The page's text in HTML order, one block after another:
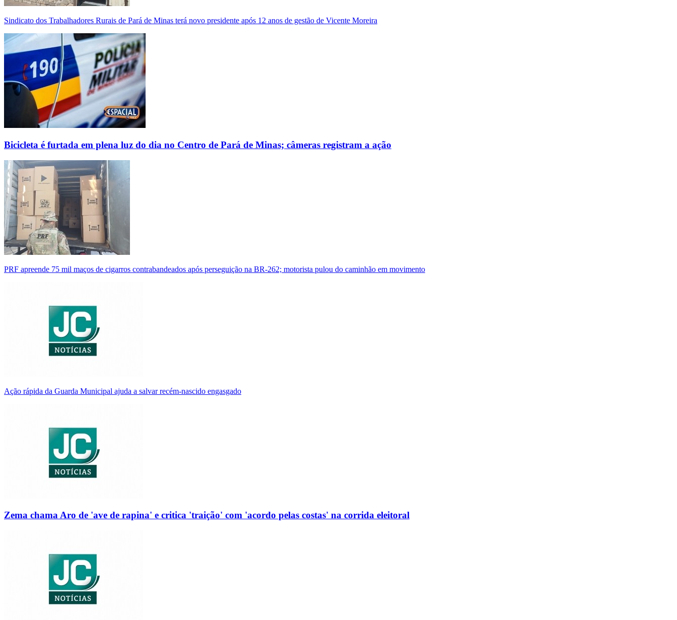
Sindicato dos Trabalhadores Rurais de Pará de Minas terá novo presidente após 12 anos de gestão de Vicente Moreira
Bicicleta é furtada em plena luz do dia no Centro de Pará de Minas; câmeras registram a ação
PRF apreende 75 mil maços de cigarros contrabandeados após perseguição na BR-262; motorista pulou do caminhão em movimento
Ação rápida da Guarda Municipal ajuda a salvar recém-nascido engasgado
Zema chama Aro de 'ave de rapina' e critica 'traição' com 'acordo pelas costas' na corrida eleitoral